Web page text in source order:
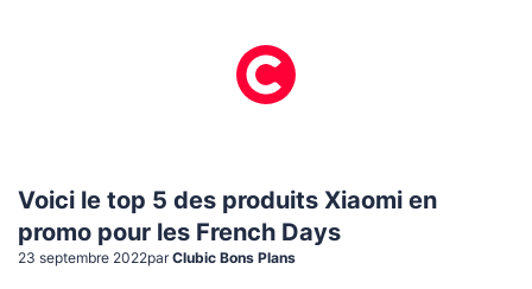
Voici le top 5 des produits Xiaomi en
promo pour les French Days
23 septembre 2022par Clubic Bons Plans